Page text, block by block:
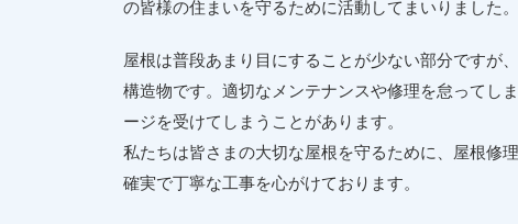
の皆様の住まいを守るために活動してまいりました。
屋根は普段あまり目にすることが少ない部分ですが
構造物です。適切なメンテナンスや修理を怠ってし
ージを受けてしまうことがあります。
私たちは皆さまの大切な屋根を守るために、屋根修
確実で丁寧な工事を心がけております。